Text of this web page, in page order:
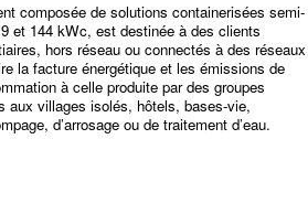
composée de solutions containerisées semi-
et 144 kWc, est destinée à des clients
hors réseau ou connectés à des réseaux
la facture énergétique et les émissions de
à celle produite par des groupes
aux villages isolés, hôtels, bases-vie,
d’arrosage ou de traitement d’eau.